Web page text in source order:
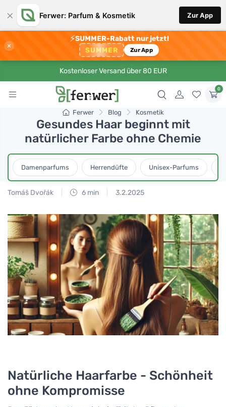
× Ferwer: Parfum & Kosmetik Zur App
×
⚡SUMMER-Rabatt nur jetzt!
SUMMER Zur App
Kostenloser Versand über 80 EUR
0
Ferwer Blog Kosmetik
Gesundes Haar beginnt mit
natürlicher Farbe ohne Chemie
Damenparfums Herrendüfte Unisex-Parfums
Tomáš Dvořák 6 min 3.2.2025
Natürliche Haarfarbe - Schönheit
ohne Kompromisse